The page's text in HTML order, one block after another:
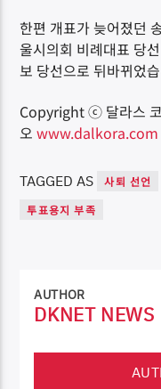
한편 개표가 늦어졌던
울시의회 비례대표 당
보 당선으로 뒤바뀌었
Copyright ⓒ 달라스
오www.dalkora.com
TAGGED AS 사퇴 선언
투표용지 부족
AUTHOR
DKNET NEWS